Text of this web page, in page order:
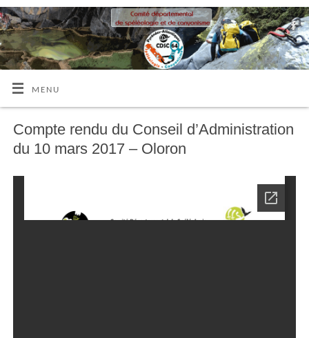
MENU
Compte rendu du Conseil d’Administration
du 10 mars 2017 – Oloron